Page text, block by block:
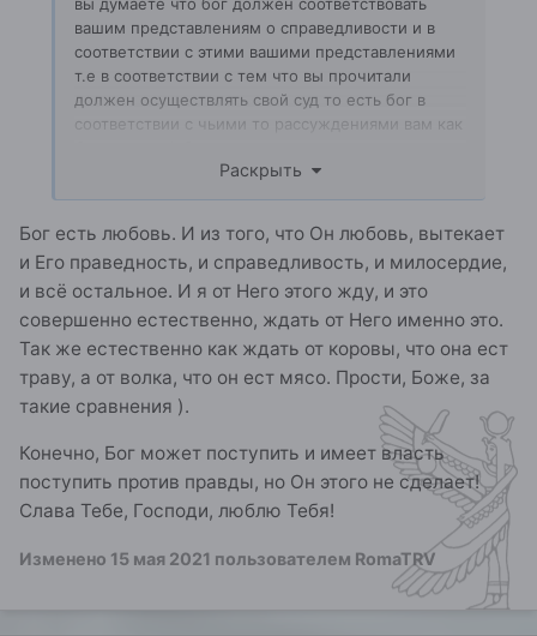
вашим представлениям о справедливости и в
соответствии с этими вашими представлениями
т.е в соответствии с тем что вы прочитали
должен осуществлять свой суд то есть бог в
соответствии с чьими то рассуждениями вам как
которая эволюционирует быстрее микросекунды
и разбирается в жизни намного лучше нас вы
не разговаривали не с Богом не с Иисусом не со
святыми.Вот святые то как раз знают что пути
его неисповедимы и что есть добро и любовь на
самом деле только высший судия может сказать
добро и любовь впадаем в грех осуждения.
Раскрыть
Бог есть любовь. И из того, что Он любовь, вытекает
и Его праведность, и справедливость, и милосердие,
и всё остальное. И я от Него этого жду, и это
совершенно естественно, ждать от Него именно это.
Так же естественно как ждать от коровы, что она ест
траву, а от волка, что он ест мясо. Прости, Боже, за
такие сравнения ).
Конечно, Бог может поступить и имеет власть
поступить против правды, но Он этого не сделает!
Слава Тебе, Господи, люблю Тебя!
Изменено 15 мая 2021 пользователем RomaTRV